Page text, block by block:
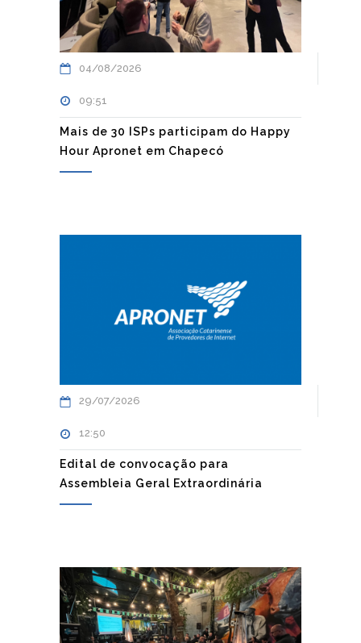
04/08/2026
09:51
Mais de 30 ISPs participam do Happy
Hour Apronet em Chapecó
29/07/2026
12:50
Edital de convocação para
Assembleia Geral Extraordinária